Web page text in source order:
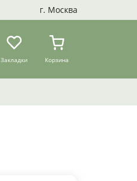
г. Москва
Закладки Корзина